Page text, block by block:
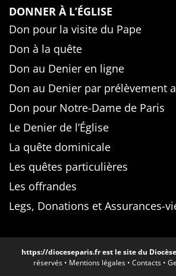
DONNER À L’ÉGLISE
Don pour la visite du Pape
Don à la quête
Don au Denier en ligne
Don au Denier par prélèvement
Don pour Notre-Dame de Paris
Le Denier de l’Église
La quête dominicale
Les quêtes particulières
Les offrandes
Legs, Donations et Assurances-
https://dioceseparis.frest le site du
réservés • Mentions légales• Contacts•